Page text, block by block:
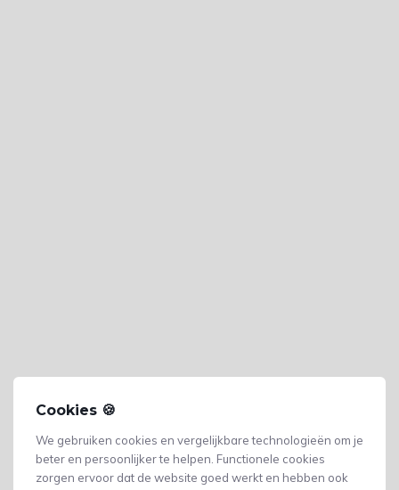
Cookies 🍪
We gebruiken cookies en vergelijkbare technologieën om je
beter en persoonlijker te helpen. Functionele cookies
zorgen ervoor dat de website goed werkt en hebben ook